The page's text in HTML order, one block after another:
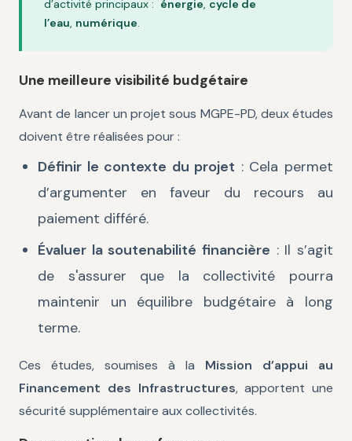
d’activité principaux : énergie, cycle de
l’eau, numérique.
Une meilleure visibilité budgétaire
Avant de lancer un projet sous MGPE-PD, deux études
doivent être réalisées pour :
Définir le contexte du projet : Cela permet
d’argumenter en faveur du recours au
paiement différé.
Évaluer la soutenabilité financière : Il s’agit
de s'assurer que la collectivité pourra
maintenir un équilibre budgétaire à long
terme.
Ces études, soumises à la Mission d’appui au
Financement des Infrastructures, apportent une
sécurité supplémentaire aux collectivités.